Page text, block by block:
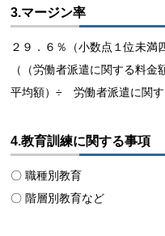
3.マージン率
２９．６％（小数点１位未満
（（労働者派遣に関する料
平均額）÷ 労働者派遣に関す
4.教育訓練に関する事項
〇 職種別教育
〇 階層別教育など